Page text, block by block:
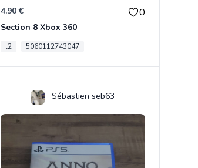
4.90 € 0
Section 8 Xbox 360
l2 5060112743047
Sébastien seb63